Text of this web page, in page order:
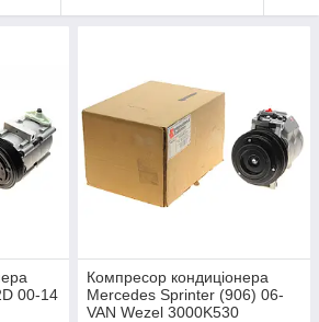
00-14
Компресор кондиціонера
Mercedes Sprinter (906) 06-
VAN Wezel 3000K530